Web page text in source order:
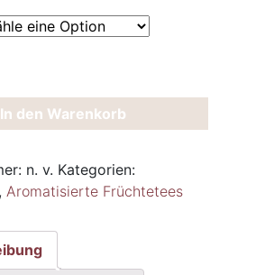
In den Warenkorb
n. v. Kategorien:
, Aromatisierte Früchtetees